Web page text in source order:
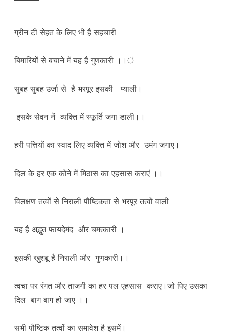
ग्रीन टी सेहत के लिए भी है सहचारी
बिमारियों से बचाने में यह है गुणकारी ।।ं
सुबह सुबह उर्जा से है भरपूर इसकी प्याली।
इसके सेवन नें व्यक्ति में स्फूर्ति जगा डाली।।
हरी पत्तियों का स्वाद लिए व्यक्ति में जोश और उमंग जगाए।
दिल के हर एक कोने में मिठास का एहसास कराएं ।।
विलक्षण तत्वों से निराली पौष्टिकता से भरपूर तत्वों वाली
यह है अद्भुत फायदेमंद और चमत्कारी ।
इसकी खुशबू है निराली और गुणकारी।।
त्वचा पर रंगत और ताजगी का हर पल एहसास कराए।जो पिए उसका
दिल बाग बाग हो जाए ।।
सभी पौष्टिक तत्वों का समावेश है इसमें।